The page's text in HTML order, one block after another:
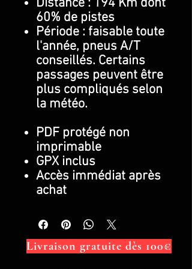
60% de pistes
Période : faisable toute
l'année, pneus A/T
conseillés. Certains
passages peuvent être
plus compliqués selon
la météo.
PDF protégé non
imprimable
GPX inclus
Accès immédiat après
achat
Livraison gratuite dès 100€